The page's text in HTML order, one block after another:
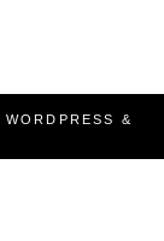
WORDPRESS
&